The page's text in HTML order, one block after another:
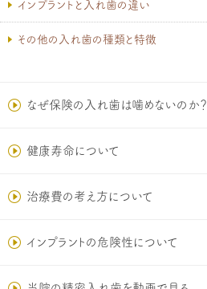
インプラントと入れ歯の違い
その他の入れ歯の種類と特徴
なぜ保険の入れ歯は噛めないのか？
健康寿命について
治療費の考え方について
インプラントの危険性について